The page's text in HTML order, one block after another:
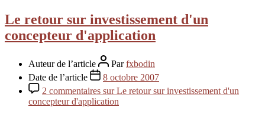
Le retour sur investissement d'un
concepteur d'application
Auteur de l’article Parfxbodin
Date de l’article
8 octobre 2007
2 commentaires sur Le retour sur investissement d'un
concepteur d'application